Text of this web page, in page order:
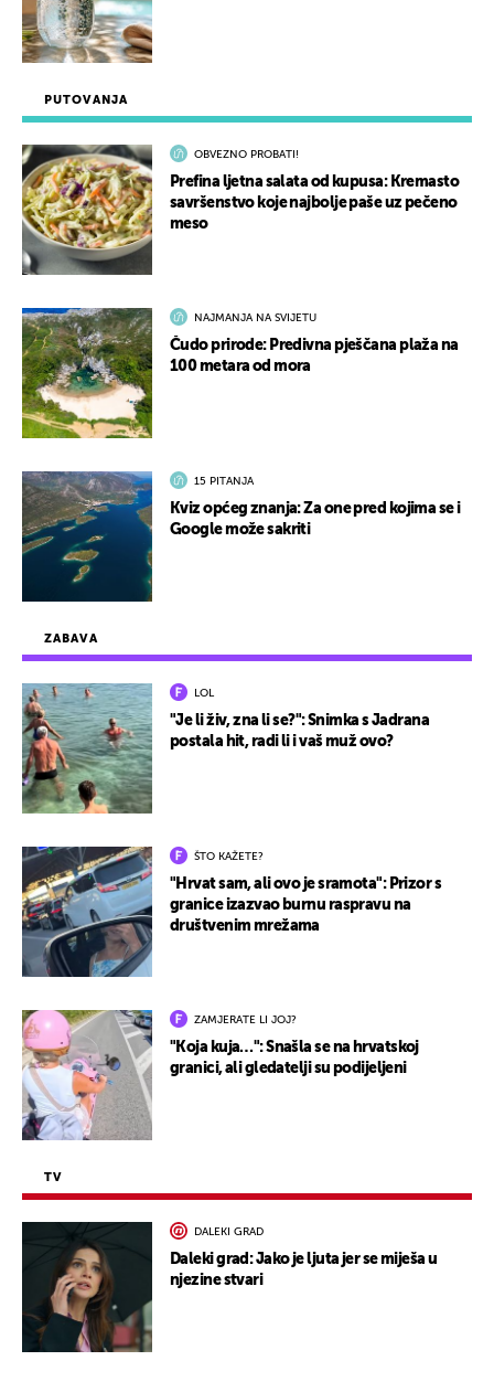
ZABAVA
LOL
"Je li živ, zna li se?": Snimka s Jadrana
postala hit, radi li i vaš muž ovo?
ŠTO KAŽETE?
"Hrvat sam, ali ovo je sramota": Prizor s
granice izazvao burnu raspravu na
društvenim mrežama
ZAMJERATE LI JOJ?
"Koja kuja…": Snašla se na hrvatskoj
granici, ali gledatelji su podijeljeni
TV
DALEKI GRAD
Daleki grad: Jako je ljuta jer se miješa u
njezine stvari
PUTOVANJA
OBVEZNO PROBATI!
Prefina ljetna salata od kupusa: Kremasto
savršenstvo koje najbolje paše uz pečeno
meso
NAJMANJA NA SVIJETU
Čudo prirode: Predivna pješčana plaža na
100 metara od mora
15 PITANJA
Kviz općeg znanja: Za one pred kojima se i
Google može sakriti